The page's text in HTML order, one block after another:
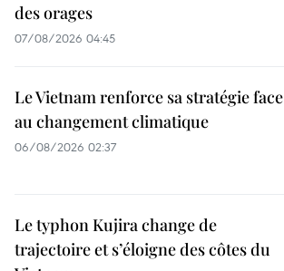
des orages
07/08/2026 04:45
Le Vietnam renforce sa stratégie face
au changement climatique
06/08/2026 02:37
Le typhon Kujira change de
trajectoire et s’éloigne des côtes du